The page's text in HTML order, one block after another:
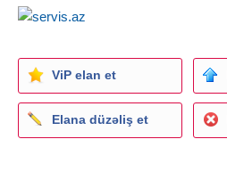
ViP elan et
Elana düzəliş et